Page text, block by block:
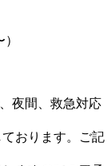
夜間、救急対応
おります。ご記